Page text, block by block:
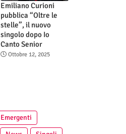
Emiliano Curioni
pubblica “Oltre le
stelle”, il nuovo
singolo dopo Io
Canto Senior
Ottobre 12, 2025
Emergenti